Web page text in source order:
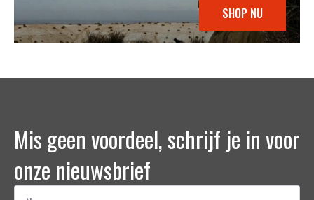
SHOP NU
Mis geen voordeel, schrijf je in voor
onze nieuwsbrief
Naam